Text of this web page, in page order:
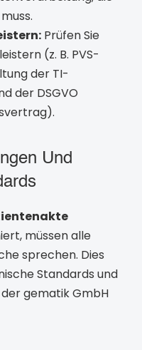
Prüfen Sie
(z. B. PVS-
der TI-
der DSGVO
Und
müssen alle
sprechen. Dies
Standards und
gematik GmbH